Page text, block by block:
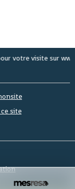
votre visite sur
site